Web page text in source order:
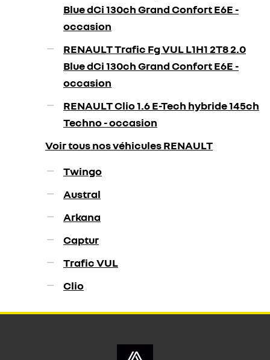
Blue dCi 130ch Grand Confort E6E -
occasion
RENAULT Trafic Fg VUL L1H1 2T8 2.0
Blue dCi 130ch Grand Confort E6E -
occasion
RENAULT Clio 1.6 E-Tech hybride 145ch
Techno - occasion
Voir tous nos véhicules RENAULT
Twingo
Austral
Arkana
Captur
Trafic VUL
Clio